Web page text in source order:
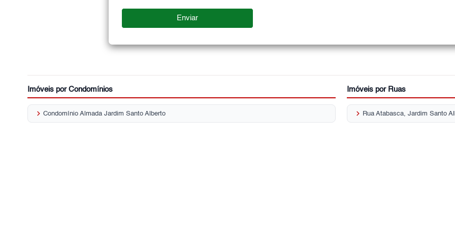
Imóveis por Condomínios
keyboard_arrow_right Condomínio Almada Jardim Santo Alberto
Imóveis por Ruas
keyboard_arrow_right Rua Atabasca, Jardim Santo